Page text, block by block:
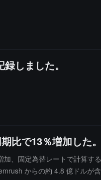
しました。
比で13％増加した。
、固定為替レートで計算す
からの約 4.8 億ドルが